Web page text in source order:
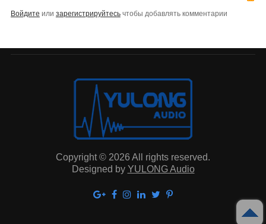
Войдите или зарегистрируйтесьчтобы добавлять комментарии
Copyright © 2026 All rights reserved.
Designed by YULONG Audio